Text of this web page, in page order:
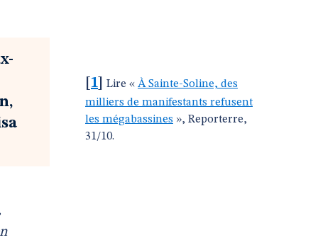
1 Lire « À Sainte-Soline, des
milliers de manifestants refusent
les mégabassines », Reporterre,
31/10.